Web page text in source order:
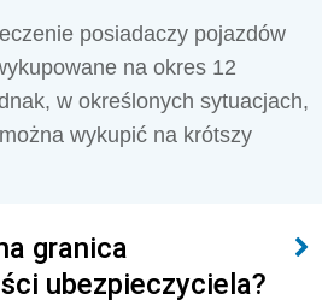
posiadaczy pojazdów
na okres 12
w określonych sytuacjach,
wykupić na krótszy
granica
ubezpieczyciela?